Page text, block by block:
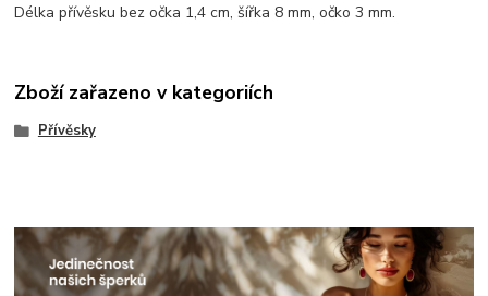
Délka přívěsku bez očka 1,4 cm, šířka 8 mm, očko 3 mm.
Zboží zařazeno v kategoriích
Přívěsky